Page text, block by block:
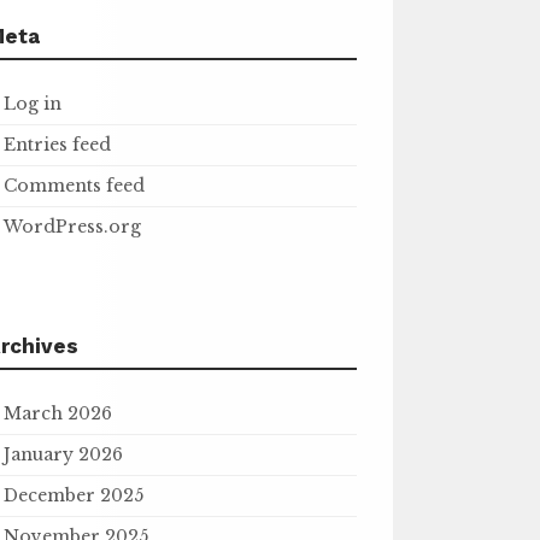
Log in
Entries feed
Comments feed
WordPress.org
March 2026
January 2026
December 2025